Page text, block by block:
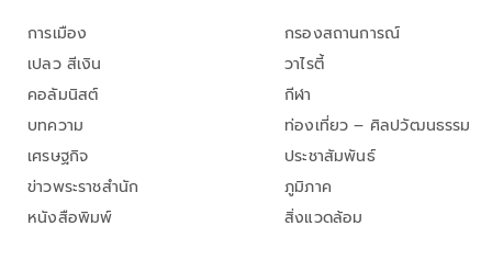
การเมือง
เปลว สีเงิน
คอลัมนิสต์
บทความ
เศรษฐกิจ
ข่าวพระราชสำนัก
หนังสือพิมพ์
กรองสถานการณ์
วาไรตี้
กีฬา
ท่องเที่ยว – ศิลปวัฒนธรรม
ประชาสัมพันธ์
ภูมิภาค
สิ่งแวดล้อม